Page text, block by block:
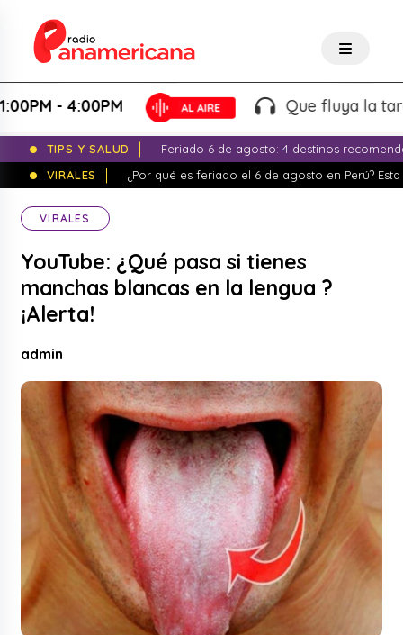
- 4:00PM Que fluya la tarde! -
TIPS Y SALUD
Feriado 6 de agosto: 4 destinos
VIRALES
¿Por qué es feriado el 6 de agosto en Perú?
VIRALES
YouTube: ¿Qué pasa si tienes
manchas blancas en la lengua ?
¡Alerta!
admin